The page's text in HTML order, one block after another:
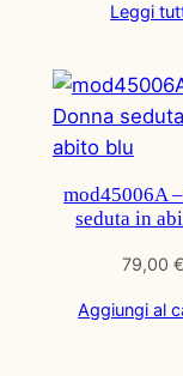
Leggi
mod45006A
seduta in
79,00€
Aggiungi al